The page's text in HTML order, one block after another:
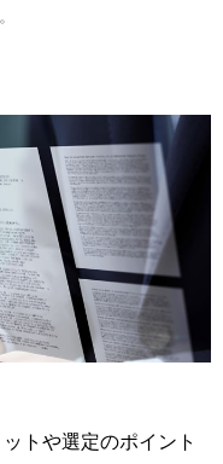
トや選定のポイント